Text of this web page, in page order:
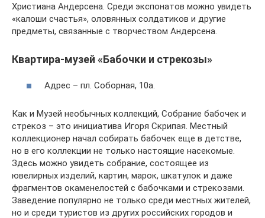
Христиана Андерсена. Среди экспонатов можно увидеть
«калоши счастья», оловянных солдатиков и другие
предметы, связанные с творчеством Андерсена.
Квартира-музей «Бабочки и стрекозы»
Адрес – пл. Соборная, 10а.
Как и Музей необычных коллекций, Собрание бабочек и
стрекоз – это инициатива Игоря Скрипая. Местный
коллекционер начал собирать бабочек еще в детстве,
но в его коллекции не только настоящие насекомые.
Здесь можно увидеть собрание, состоящее из
ювелирных изделий, картин, марок, шкатулок и даже
фрагментов окаменелостей с бабочками и стрекозами.
Заведение популярно не только среди местных жителей,
но и среди туристов из других российских городов и